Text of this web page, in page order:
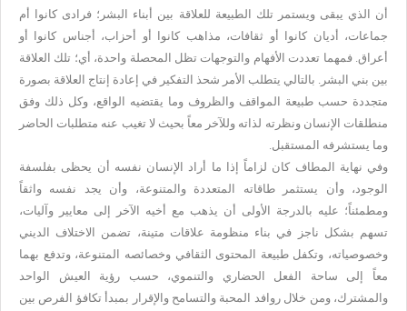
أن الذي يبقى ويستمر تلك الطبيعة للعلاقة بين أبناء البشر؛ فرادى كانوا أم
جماعات، أديان كانوا أو ثقافات، مذاهب كانوا أو أحزاب، أجناس كانوا أو
أعراق. فمهما تعددت الأفهام والتوجهات تظل المحصلة واحدة، أي؛ تلك العلاقة
بين بني البشر. بالتالي يتطلب الأمر شحذ التفكير في إعادة إنتاج العلاقة بصورة
متجددة حسب طبيعة المواقف والظروف وما يقتضيه الواقع، وكل ذلك وفق
منطلقات الإنسان ونظرته لذاته وللآخر معاً بحيث لا تغيب عنه متطلبات الحاضر
وما يستشرفه المستقبل
وفي نهاية المطاف كان لزاماً إذا ما أراد الإنسان نفسه أن يحظى بفلسفة
الوجود، وأن يستثمر طاقاته المتعددة والمتنوعة، وأن يجد نفسه واثقاً
ومطمئناً؛ عليه بالدرجة الأولى أن يذهب مع أخيه الآخر إلى معايير وآليات،
تسهم بشكل ناجز في بناء منظومة علاقات متينة، تضمن الاختلاف الديني
وخصوصياته، وتكفل طبيعة المحتوى الثقافي وخصائصه المتنوعة، وتدفع بهما
معاً إلى ساحة الفعل الحضاري والتنموي، حسب رؤية العيش الواحد
والمشترك، ومن خلال روافد المحبة والتسامح والإقرار بمبدأ تكافؤ الفرص بين